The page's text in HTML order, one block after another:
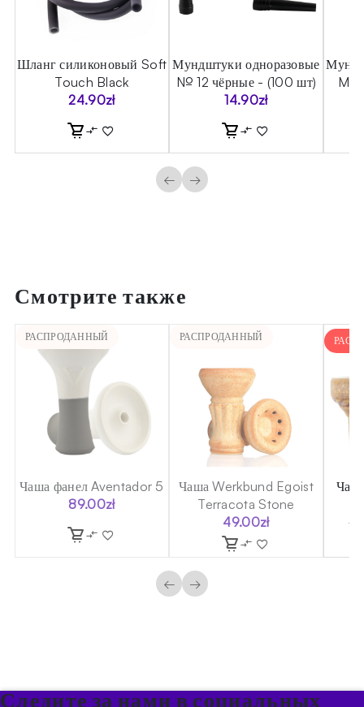
Шланг силиконовый Soft
Touch Black
24.90zł
Мундштуки одноразовые
№ 12 чёрные - (100 шт)
14.90zł
← →
Смотрите также
РАСПРОДАННЫЙ
Чаша фанел Aventador 5
89.00zł
РАСПРОДАННЫЙ
Чаша Werkbund Egoist
Terracota Stone
49.00zł
← →
Следите за нами в социальных